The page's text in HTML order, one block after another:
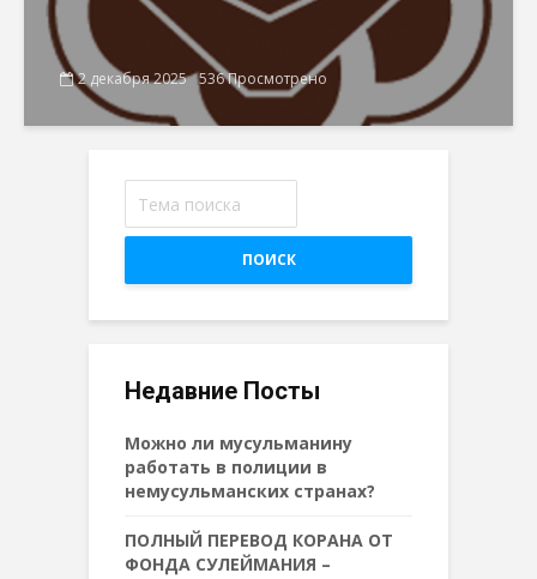
2 декабря 2025 536 Просмотрено
ПОИСК
Недавние Посты
Можно ли мусульманину
работать в полиции в
немусульманских странах?
ПОЛНЫЙ ПЕРЕВОД КОРАНА ОТ
ФОНДА СУЛЕЙМАНИЯ –